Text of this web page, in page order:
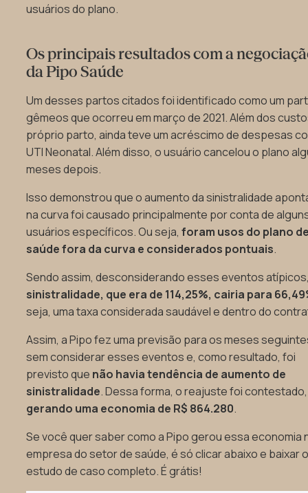
usuários do plano.
Os principais resultados com a
da Pipo Saúde
Um desses partos citados foi identificado como um
gêmeos que ocorreu em março de 2021. Além dos
próprio parto, ainda teve um acréscimo de despesas
UTI Neonatal. Além disso, o usuário cancelou o plano
meses depois.
Isso demonstrou que o aumento da sinistralidade
na curva foi causado principalmente por conta de
usuários específicos. Ou seja,foram usos do plano
saúde fora da curva e considerados pontuais.
Sendo assim, desconsiderando esses eventos
sinistralidade, que era de 114,25%, cairia para
seja, uma taxa considerada saudável e dentro do
Assim, a Pipo fez uma previsão para os meses
sem considerar esses eventos e, como resultado, foi
previsto que não havia tendência de aumento de
sinistralidade. Dessa forma, o reajuste foi contestado,
gerando uma economia de R$ 864.280.
Se você quer saber como a Pipo gerou essa economia
empresa do setor de saúde, é só clicar abaixo e baixar
estudo de caso completo. É grátis!